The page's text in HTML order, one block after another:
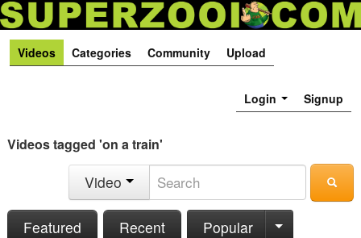
Videos Categories Community Upload
Login Signup
Videos tagged 'on a train'
Video
Featured Recent
Popular